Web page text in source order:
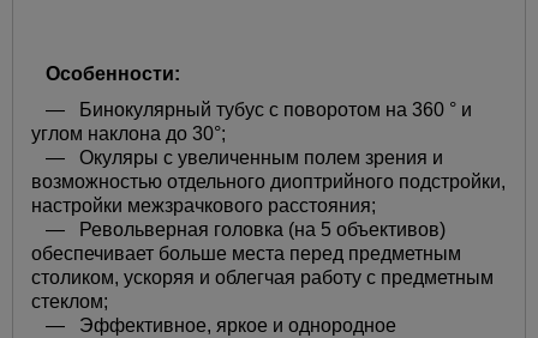
Особенности:
— Бинокулярный тубус с поворотом на 360 ° и
углом наклона до 30°;
— Окуляры с увеличенным полем зрения и
возможностью отдельного диоптрийного подстройки,
настройки межзрачкового расстояния;
— Револьверная головка (на 5 объективов)
обеспечивает больше места перед предметным
столиком, ускоряя и облегчая работу с предметным
стеклом;
— Эффективное, яркое и однородное